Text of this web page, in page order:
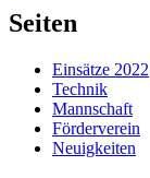
Seiten
Einsätze 2022
Technik
Mannschaft
Förderverein
Neuigkeiten